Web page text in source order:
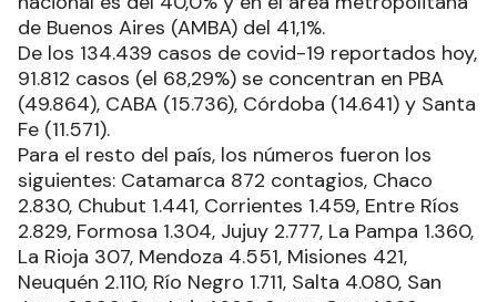
de Buenos Aires (AMBA) del 41,1%.
De los 134.439 casos de covid-19 reportados hoy,
91.812 casos (el 68,29%) se concentran en PBA
(49.864), CABA (15.736), Córdoba (14.641) y Santa
Fe (11.571).
Para el resto del país, los números fueron los
siguientes: Catamarca 872 contagios, Chaco
2.830, Chubut 1.441, Corrientes 1.459, Entre Ríos
2.829, Formosa 1.304, Jujuy 2.777, La Pampa 1.360,
La Rioja 307, Mendoza 4.551, Misiones 421,
Neuquén 2.110, Río Negro 1.711, Salta 4.080, San